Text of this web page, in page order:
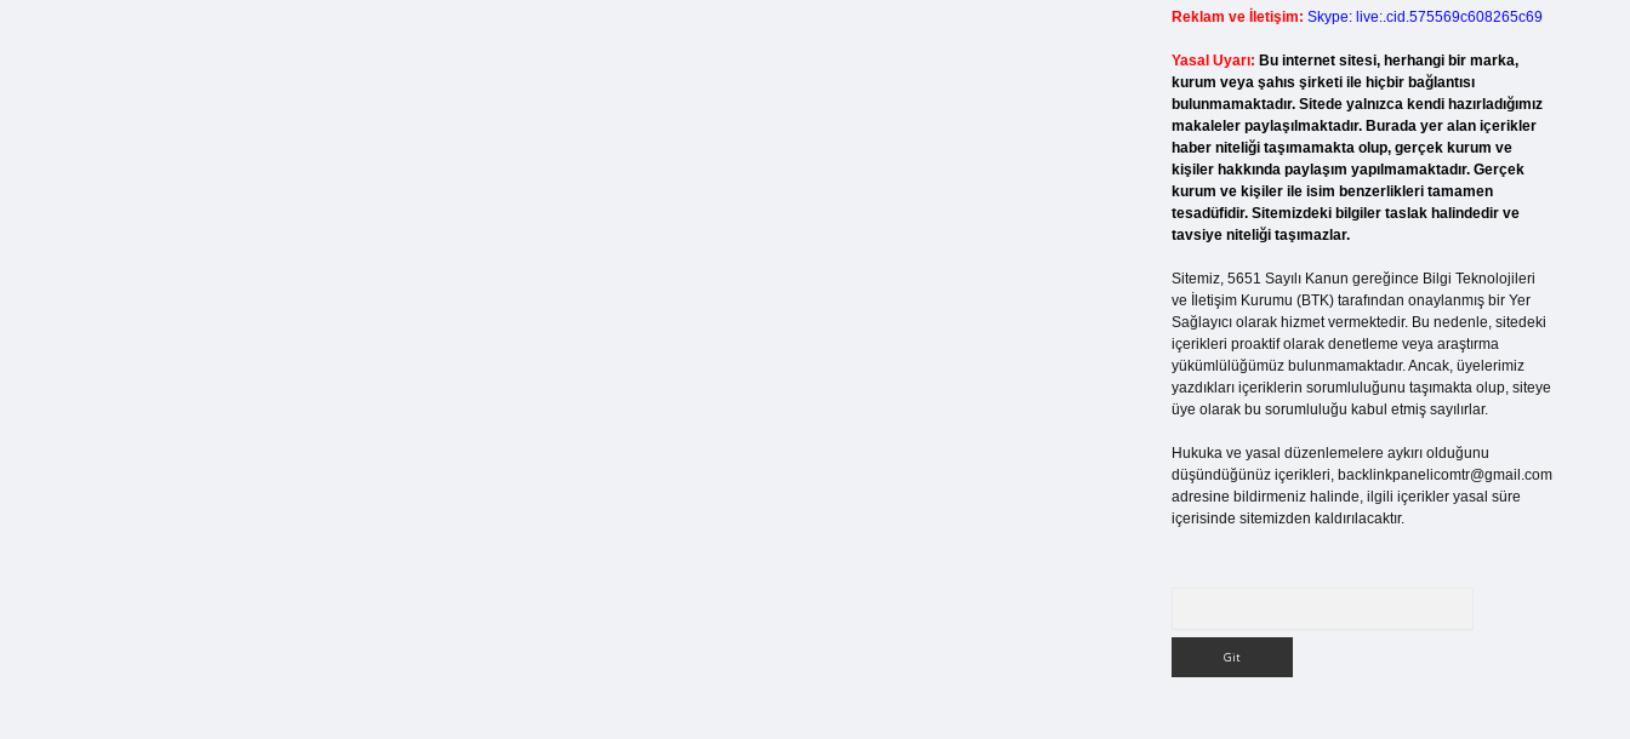
Reklam ve İletişim: Skype: live:.cid.575569c608265c69
Yasal Uyarı: Bu internet sitesi, herhangi bir marka,
kurum veya şahıs şirketi ile hiçbir bağlantısı
bulunmamaktadır. Sitede yalnızca kendi hazırladığımız
makaleler paylaşılmaktadır. Burada yer alan içerikler
haber niteliği taşımamakta olup, gerçek kurum ve
kişiler hakkında paylaşım yapılmamaktadır. Gerçek
kurum ve kişiler ile isim benzerlikleri tamamen
tesadüfidir. Sitemizdeki bilgiler taslak halindedir ve
tavsiye niteliği taşımazlar.
Sitemiz, 5651 Sayılı Kanun gereğince Bilgi Teknolojileri
ve İletişim Kurumu (BTK) tarafından onaylanmış bir Yer
Sağlayıcı olarak hizmet vermektedir. Bu nedenle, sitedeki
içerikleri proaktif olarak denetleme veya araştırma
yükümlülüğümüz bulunmamaktadır. Ancak, üyelerimiz
yazdıkları içeriklerin sorumluluğunu taşımakta olup, siteye
üye olarak bu sorumluluğu kabul etmiş sayılırlar.
Hukuka ve yasal düzenlemelere aykırı olduğunu
düşündüğünüz içerikleri, backlinkpanelicomtr@gmail.com
adresine bildirmeniz halinde, ilgili içerikler yasal süre
içerisinde sitemizden kaldırılacaktır.